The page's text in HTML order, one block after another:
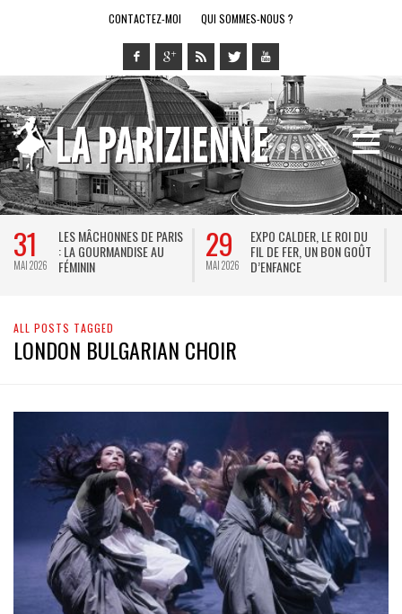
CONTACTEZ-MOI QUI SOMMES-NOUS ?
31
MAI 2026
LES MÂCHONNES DE PARIS
: LA GOURMANDISE AU
FÉMININ
29
MAI 2026
EXPO CALDER, LE ROI DU
FIL DE FER, UN BON GOÛT
D’ENFANCE
ALL POSTS TAGGED
LONDON BULGARIAN CHOIR